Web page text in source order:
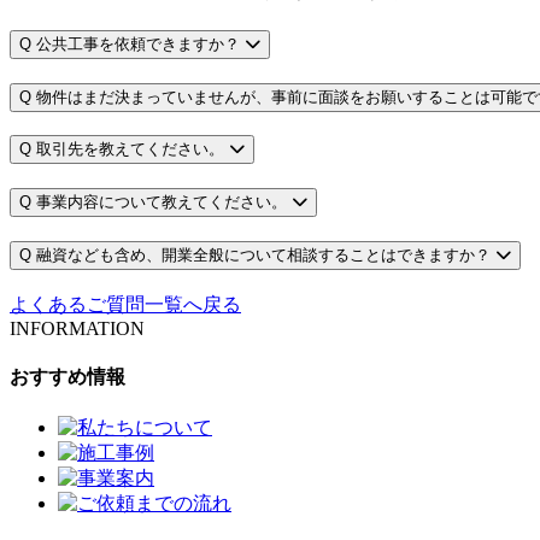
Q 公共工事を依頼できますか？
Q 物件はまだ決まっていませんが、事前に面談をお願いすることは可能
Q 取引先を教えてください。
Q 事業内容について教えてください。
Q 融資なども含め、開業全般について相談することはできますか？
よくあるご質問一覧へ戻る
INFORMATION
おすすめ情報